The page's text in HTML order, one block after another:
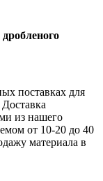
поставках для
из нашего
от 10-20 до 40
материала в